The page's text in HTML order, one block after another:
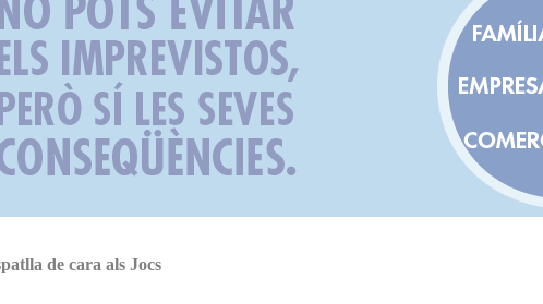
de cara als Jocs